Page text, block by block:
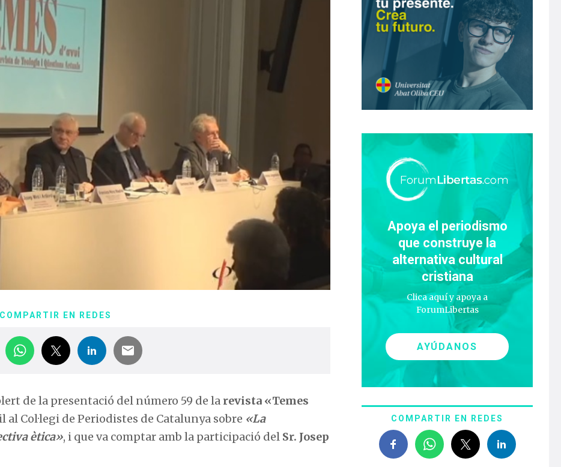
COMPARTIR EN REDES
de la presentació del número 59 de la revista «Temes
al Col·legi de Periodistes de Catalunya sobre «La
ètica», i que va comptar amb la participació del Sr. Josep
Apoya el periodismo
que construye la
alternativa cultural
cristiana
Clica aquí y apoya a
ForumLibertas
AYÚDANOS
COMPARTIR EN REDES